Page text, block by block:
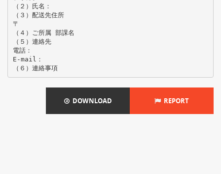
（２）氏名：
（３）配送先住所
〒
（４）ご所属 部課名
（５）連絡先
電話：
E-mail：
（６）連絡事項
DOWNLOAD REPORT